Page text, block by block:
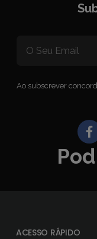
Ao subscrever
ACESSO RÁPIDO